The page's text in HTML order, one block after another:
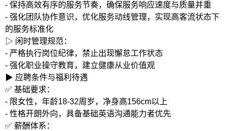
- 保持高效有序的服务节奏，确保服务响应速度与质量并重
- 强化团队协作意识，优化服务动线管理，实现高客流状态下
的服务标准化
▷ 闲时管理规范：
- 严格执行岗位纪律，禁止出现懈怠工作状态
- 强化职业操守教育，建立健康从业价值观
▶ 应聘条件与福利待遇
✅ 基础要求：
- 限女性，年龄18-32周岁，净身高156cm以上
- 性格开朗外向，具备基础英语沟通能力者优先
✅ 薪酬体系：